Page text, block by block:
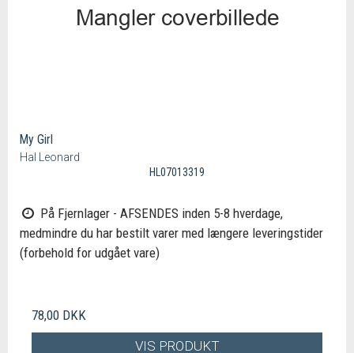
My Girl
Hal Leonard
HL07013319
På Fjernlager - AFSENDES inden 5-8 hverdage,
medmindre du har bestilt varer med længere leveringstider
(forbehold for udgået vare)
78,00 DKK
VIS PRODUKT